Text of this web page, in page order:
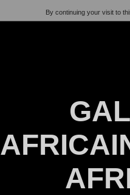
By continuing your visit to